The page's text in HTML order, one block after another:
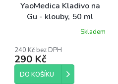
YaoMedica Kladivo na
Gu - klouby, 50 ml
Skladem
240 Kč bez DPH
290 Kč
DO KOŠÍKU